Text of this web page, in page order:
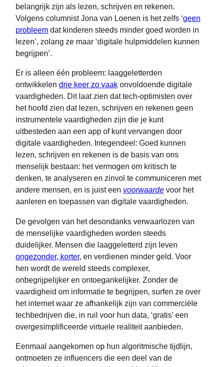
belangrijk zijn als lezen, schrijven en rekenen.
Volgens columnist Jona van Loenen is het zelfs ‘geen
probleem dat kinderen steeds minder goed worden in
lezen’, zolang ze maar ‘digitale hulpmiddelen kunnen
begrijpen’.
Er is alleen één probleem: laaggeletterden
ontwikkelen drie keer zo vaak onvoldoende digitale
vaardigheden. Dit laat zien dat tech-optimisten over
het hoofd zien dat lezen, schrijven en rekenen geen
instrumentele vaardigheden zijn die je kunt
uitbesteden aan een app of kunt vervangen door
digitale vaardigheden. Integendeel: Goed kunnen
lezen, schrijven en rekenen is de basis van ons
menselijk bestaan: het vermogen om kritisch te
denken, te analyseren en zinvol te communiceren met
andere mensen, en is juist een voorwaarde voor het
aanleren en toepassen van digitale vaardigheden.
De gevolgen van het desondanks verwaarlozen van
de menselijke vaardigheden worden steeds
duidelijker. Mensen die laaggeletterd zijn leven
ongezonder, korter, en verdienen minder geld. Voor
hen wordt de wereld steeds complexer,
onbegrijpelijker en ontoegankelijker. Zonder de
vaardigheid om informatie te begrijpen, surfen ze over
het internet waar ze afhankelijk zijn van commerciële
techbedrijven die, in ruil voor hun data, ‘gratis’ een
overgesimplificeerde virtuele realiteit aanbieden.
Eenmaal aangekomen op hun algoritmische tijdlijn,
ontmoeten ze influencers die een deel van de